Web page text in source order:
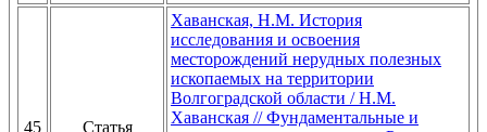
45 Статья
Хаванская, Н.М. История
исследования и освоения
месторождений нерудных полезных
ископаемых на территории
Волгоградской области / Н.М.
Хаванская // Фундаментальные и